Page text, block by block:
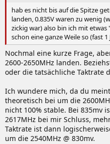
hab es nicht bis auf die Spitze
landen, 0.835V waren zu wenig
zickig war) also bin ich mit
schon eine ganze Weile so (fast 1
Nochmal eine kurze Frage,
2600-2650MHz landen.
oder die tatsächliche Taktrate
Ich wundere mich, da du
theoretisch bei um die
nicht 100% stable. Bei 835mv
2617MHz bei mir Schluss,
Taktrate ist dann
um die 2540MHz @ 830mv.